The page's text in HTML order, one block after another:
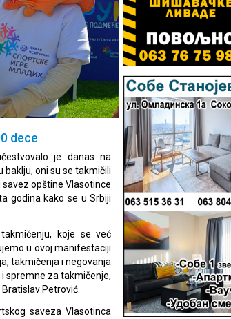
dece
je danas na
oni su se takmičili
opštine Vlasotince
godina kako se u Srbiji
koje se već
u ovoj manifestaciji
takmičenja i negovanja
spremne za takmičenje,
Petrović.
saveza Vlasotinca